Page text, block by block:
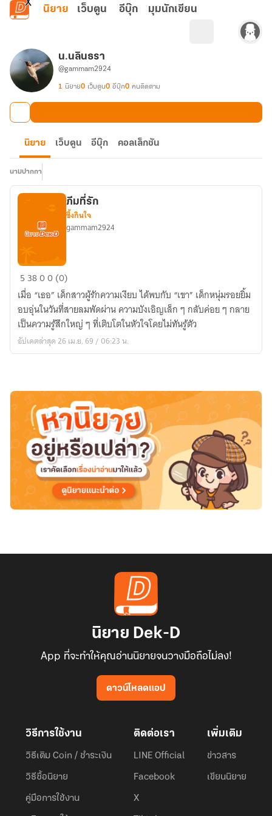
ข้ามไปยังเนื้อหาหลัก
นิยาย เว็บตูน อีบุ๊ก มุมนักเขียน
น.นลินธรา
@gammam2924
1 นิยาย0 เว็บตูน0 อีบุ๊ก0 คนติดตาม
นิยาย เว็บตูน อีบุ๊ก คอลเล็กชัน
นามปากกา
ภีม
ที่รัก
ภีมที่รัก
ซึ้งกินใจ
gammam2924
5 3800 (0)
เมื่อ “เธอ” เด็กสาวผู้รักความเงียบ ได้พบกับ “เขา” เด็กหนุ่มรอยยิ้ม
อบอุ่นในวันที่สายลมพัดผ่าน ความบังเอิญเล็ก ๆ กลับค่อย ๆ กลาย
เป็นความรู้สึกใหญ่ ๆ ที่เติบโตในหัวใจโดยไม่ทันรู้ตัว
อัปเดตล่าสุด 26 เม.ย. 69 / 06:23 น.
นิยาย Dek-D
App ที่จะทำให้คุณอ่านนิยายจนวางมือถือไม่ลง!
ดาวน์โหลดแอป
วิธีการใช้งาน
วิธีเติม Coin / ชำระเงิน
วิธีซื้อนิยาย
คู่มือการใช้งาน
ติดต่อเรา
LINE Official
Facebook
X
เพิ่มเติม
ข่าวสาร
เขียนนิยาย